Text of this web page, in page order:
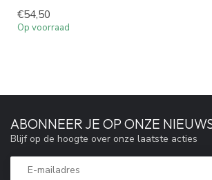
€54,50
Op voorraad
ABONNEER JE OP ONZE
Blijf op de hoogte over onze laatste acties